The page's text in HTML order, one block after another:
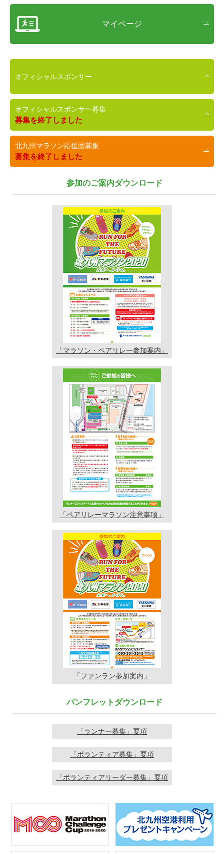
マイページ
オフィシャルスポンサー
オフィシャルスポンサー募集
募集を終了しました
北九州マラソン応援団募集
募集を終了しました
参加のご案内ダウンロード
「マラソン・ペアリレー参加案内」
「ペアリレーマラソン注意事項」
「ファンラン参加案内」
パンフレットダウンロード
「ランナー募集」要項
「ボランティア募集」要項
「ボランティアリーダー募集」要項